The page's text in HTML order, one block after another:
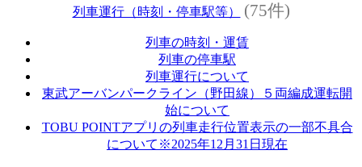
列車運行（時刻・停車駅等） (75件)
列車の時刻・運賃
列車の停車駅
列車運行について
東武アーバンパークライン（野田線）５両編成運転開
始について
TOBU POINTアプリの列車走行位置表示の一部不具合
について※2025年12月31日現在